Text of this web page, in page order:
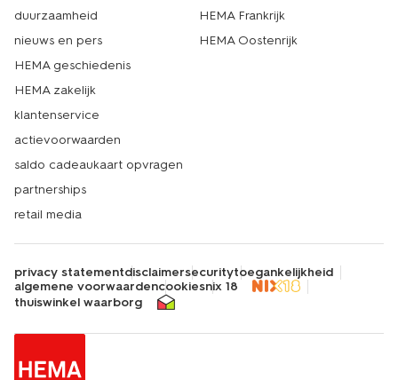
duurzaamheid
nieuws en pers
HEMA geschiedenis
HEMA zakelijk
klantenservice
actievoorwaarden
saldo cadeaukaart opvragen
partnerships
retail media
HEMA Frankrijk
HEMA Oostenrijk
privacy statementdisclaimersecuritytoegankelijkheid
algemene voorwaardencookiesnix 18
thuiswinkel waarborg